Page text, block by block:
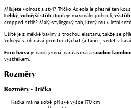
Milujete volnost a styl? Tričko Adeola je přesně ten
Lehký, volnější střih dopřeje maximální pohodlí,
cropped střih? Malý stylingový tah, který mu v letní
Ušité je z měkké bavlny s trochou elastanu, takže se
Volnější střih dává prostor dýchat (a tančit, sedět v
Ecru barva je navíc jemná, nadčasová a snadno
výstřelkem.
Rozměry
Rozměry - Trička
Kačka má na sobě při své výšce 170 cm